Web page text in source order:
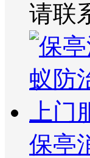
请联
保亭